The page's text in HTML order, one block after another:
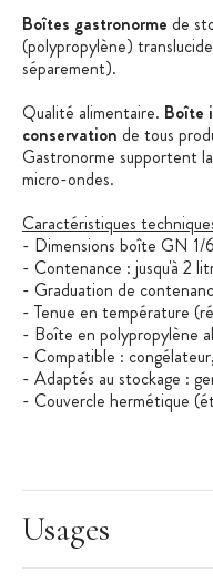
Boîtes gastronorme de
(polypropylène)
séparement).
Qualité alimentaire. Boîte
conservation de tous
Gastronorme supportent
micro-ondes.
Caractéristiques
- Dimensions boîte GN 1/
- Contenance : jusqu'à 2
- Graduation de
- Tenue en température
- Boîte en polypropylène
- Compatible :
- Adaptés au stockage :
- Couvercle hermétique
Usages